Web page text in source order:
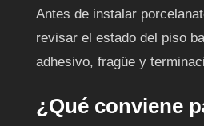
Antes de instalar
revisar el estado del piso
adhesivo, fragüe y
¿Qué conviene